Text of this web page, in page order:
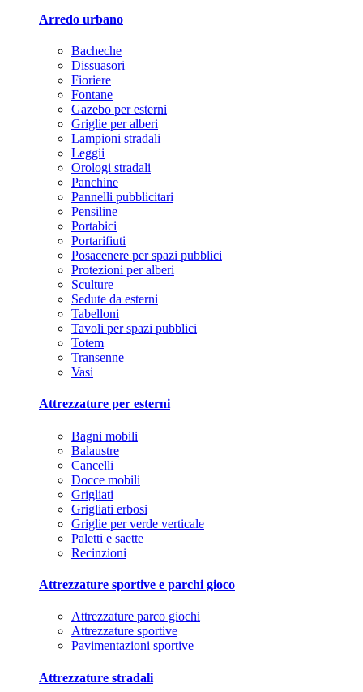
Arredo urbano
Bacheche
Dissuasori
Fioriere
Fontane
Gazebo per esterni
Griglie per alberi
Lampioni stradali
Leggii
Orologi stradali
Panchine
Pannelli pubblicitari
Pensiline
Portabici
Portarifiuti
Posacenere per spazi pubblici
Protezioni per alberi
Sculture
Sedute da esterni
Tabelloni
Tavoli per spazi pubblici
Totem
Transenne
Vasi
Attrezzature per esterni
Bagni mobili
Balaustre
Cancelli
Docce mobili
Grigliati
Grigliati erbosi
Griglie per verde verticale
Paletti e saette
Recinzioni
Attrezzature sportive e parchi gioco
Attrezzature parco giochi
Attrezzature sportive
Pavimentazioni sportive
Attrezzature stradali